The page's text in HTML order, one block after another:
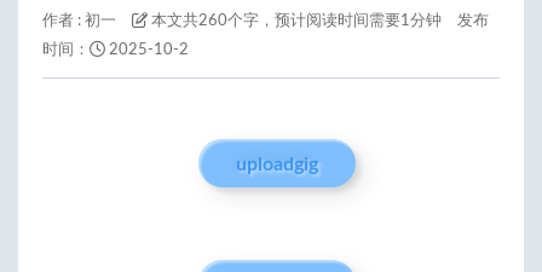
作者 : 初一 本文共260个字，预计阅读时间需要1分钟
发布
时间：
2025-10-2
uploadgig